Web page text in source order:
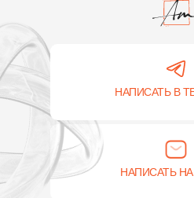
НАПИСАТЬ
НАПИСАТЬ В